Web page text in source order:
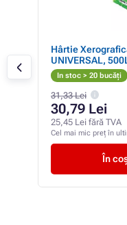
Hartie
coli
In stoc 2 bucăți
141,13 Lei
105,85 Lei
87,48 Lei fără TVA
Cel mai mic preț în
În